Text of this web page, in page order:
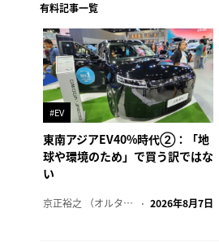
有料記事一覧
#EV
東南アジアEV40%時代②：「地
球や環境のため」で買う訳ではな
い
京正裕之 （オルタナ副編集長） 2026年8月7日